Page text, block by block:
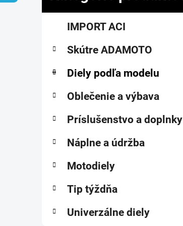
č
kategórieIMPORT ACI
Skútre ADAMOTO
Diely podľa modelu
Oblečenie a výbava
Príslušenstvo a doplnky
Náplne a údržba
Motodiely
Tip týždňa
Univerzálne diely